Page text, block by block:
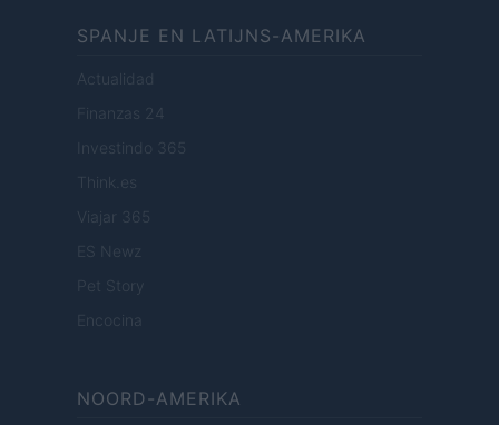
SPANJE EN LATIJNS-AMERIKA
Actualidad
Finanzas 24
Investindo 365
Think.es
Viajar 365
ES Newz
Pet Story
Encocina
NOORD-AMERIKA